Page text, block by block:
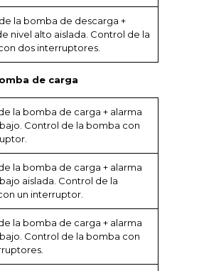
la bomba de descarga +
nivel alto aislada. Control de la
dos interruptores.
de carga
la bomba de carga + alarma
Control de la bomba con
la bomba de carga + alarma
aislada. Control de la
un interruptor.
la bomba de carga + alarma
Control de la bomba con